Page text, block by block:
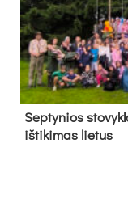
Sep­ty­nios
iš­ti­ki­mas lie­tus